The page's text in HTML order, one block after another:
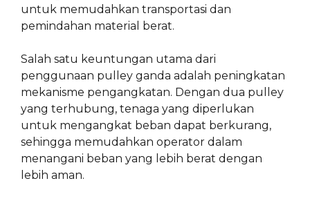
untuk memudahkan transportasi dan
pemindahan material berat.
Salah satu keuntungan utama dari
penggunaan pulley ganda adalah peningkatan
mekanisme pengangkatan. Dengan dua pulley
yang terhubung, tenaga yang diperlukan
untuk mengangkat beban dapat berkurang,
sehingga memudahkan operator dalam
menangani beban yang lebih berat dengan
lebih aman.